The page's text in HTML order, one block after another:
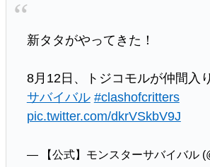
新タタがやってきた！
8月12日、トジコモルが仲間入り
サバイバル #clashofcritters
pic.twitter.com/dkrVSkbV9J
— 【公式】モンスターサバイバル